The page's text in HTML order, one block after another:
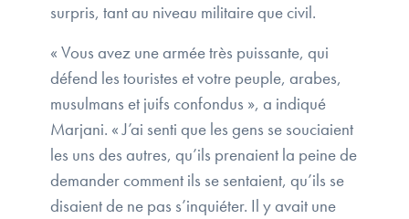
surpris, tant au niveau militaire que civil.
« Vous avez une armée très puissante, qui
défend les touristes et votre peuple, arabes,
musulmans et juifs confondus », a indiqué
Marjani. « J’ai senti que les gens se souciaient
les uns des autres, qu’ils prenaient la peine de
demander comment ils se sentaient, qu’ils se
disaient de ne pas s’inquiéter. Il y avait une